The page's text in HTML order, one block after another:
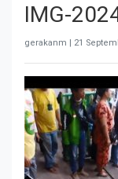
IMG-
gerakanm | 21